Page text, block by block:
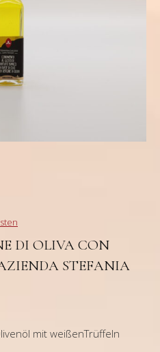
DI OLIVA CON
STEFANIA
mit weißenTrüffeln